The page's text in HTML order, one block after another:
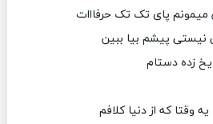
پای تک تک حرفااات
نیستی پیشم بیا ببین
یخ زده دستام
وقتا که از دنیا کلافم